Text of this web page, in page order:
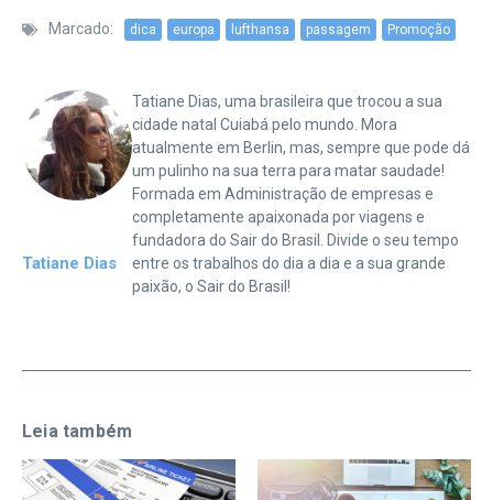
Marcado: dica europa lufthansa passagem Promoção
Tatiane Dias
Tatiane Dias, uma brasileira que trocou a sua
cidade natal Cuiabá pelo mundo. Mora
atualmente em Berlin, mas, sempre que pode dá
um pulinho na sua terra para matar saudade!
Formada em Administração de empresas e
completamente apaixonada por viagens e
fundadora do Sair do Brasil. Divide o seu tempo
entre os trabalhos do dia a dia e a sua grande
paixão, o Sair do Brasil!
Leia também